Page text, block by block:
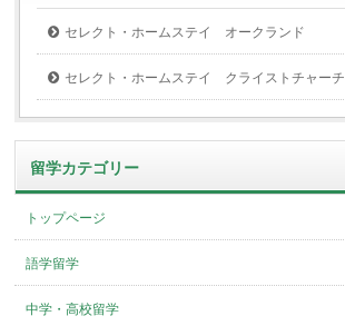
セレクト・ホームステイ オークランド
セレクト・ホームステイ クライストチャーチ
留学カテゴリー
トップページ
語学留学
中学・高校留学